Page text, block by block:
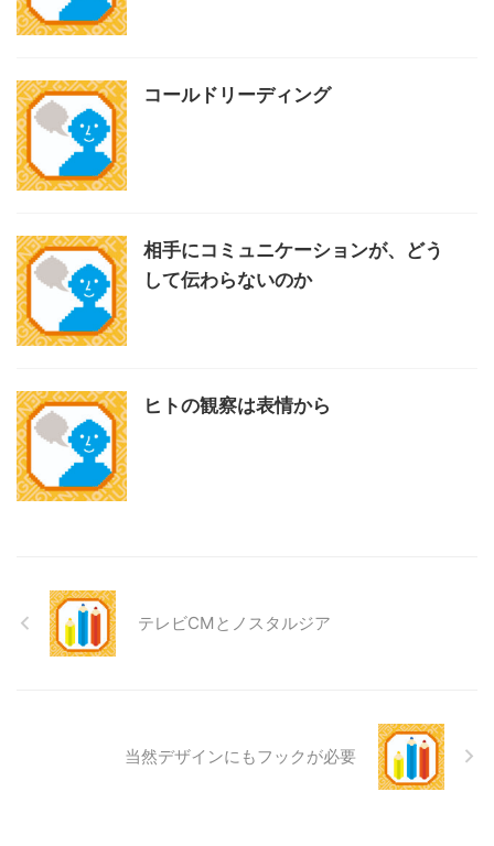
コールドリーディング
相手にコミュニケーションが、どう
して伝わらないのか
ヒトの観察は表情から
テレビCMとノスタルジア
当然デザインにもフックが必要